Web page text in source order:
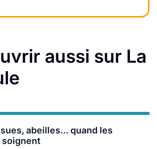
aussi sur La
abeilles… quand les
soignent